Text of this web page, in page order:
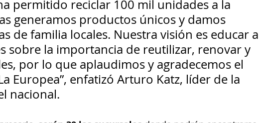
permitido reciclar 100 mil unidades a la
generamos productos únicos y damos
de familia locales. Nuestra visión es educar a
sobre la importancia de reutilizar, renovar y
por lo que aplaudimos y agradecemos el
Europea”, enfatizó Arturo Katz, líder de la
nacional.